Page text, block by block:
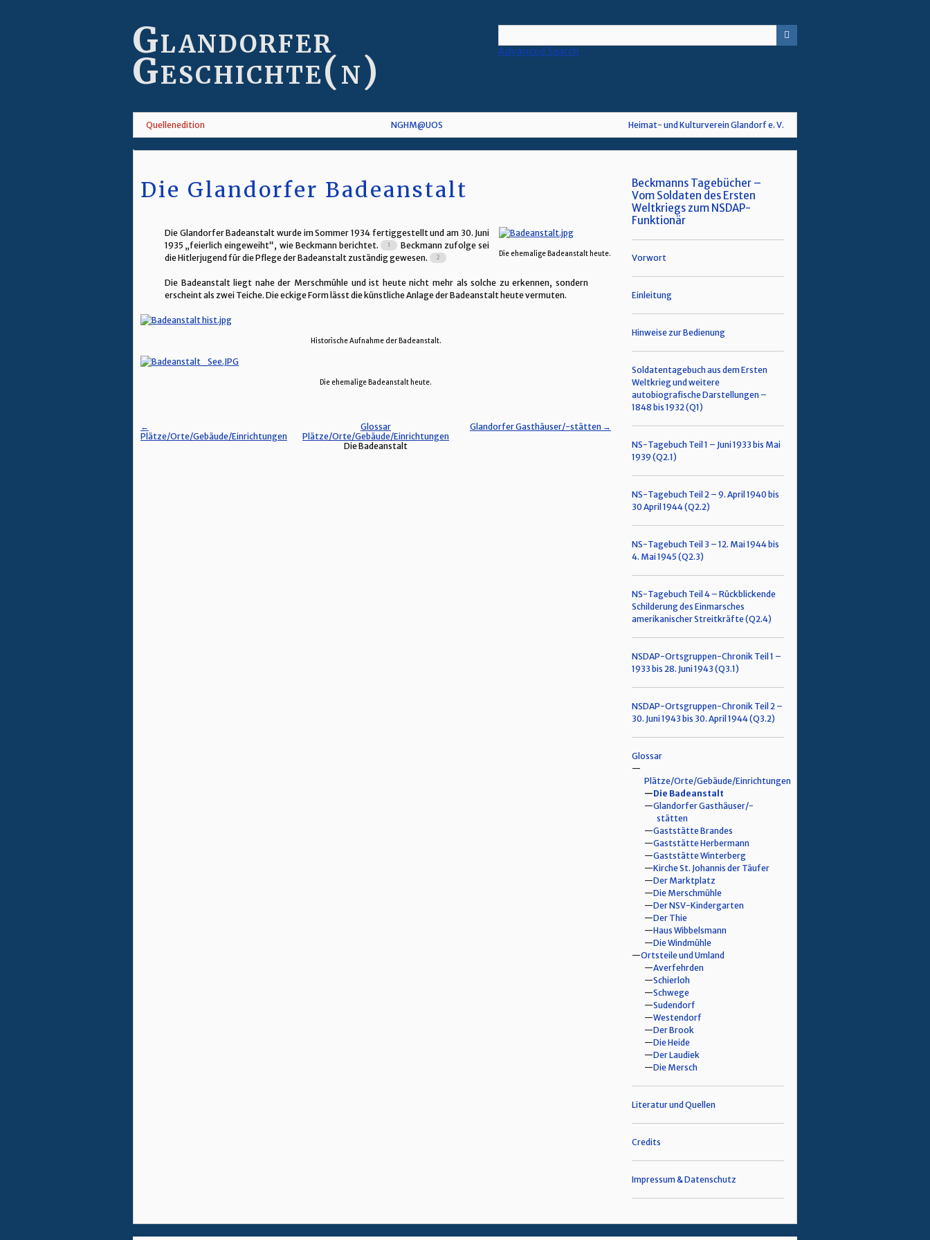
Glandorfer
Geschichte(n) Advanced Search
Quellenedition NGHM@UOS Heimat- und Kulturverein Glandorf e. V.
Die Glandorfer Badeanstalt
Die ehemalige Badeanstalt heute.
Die Glandorfer Badeanstalt wurde im Sommer 1934 fertiggestellt und am 30. Juni
1935 „feierlich eingeweiht“, wie Beckmann berichtet.
Beckmann zufolge sei
die Hitlerjugend für die Pflege der Badeanstalt zuständig gewesen.
Die Badeanstalt liegt nahe der Merschmühle und ist heute nicht mehr als solche zu erkennen, sondern
erscheint als zwei Teiche. Die eckige Form lässt die künstliche Anlage der Badeanstalt heute vermuten.
Historische Aufnahme der Badeanstalt.
Die ehemalige Badeanstalt heute.
←
Plätze/Orte/Gebäude/Einrichtungen
Glandorfer Gasthäuser/-stätten →
Glossar
Plätze/Orte/Gebäude/Einrichtungen
Die Badeanstalt
Beckmanns Tagebücher –
Vom Soldaten des Ersten
Weltkriegs zum NSDAP-
Funktionär
Vorwort
Einleitung
Hinweise zur Bedienung
Soldatentagebuch aus dem Ersten
Weltkrieg und weitere
autobiografische Darstellungen –
1848 bis 1932 (Q1)
NS-Tagebuch Teil 1 – Juni 1933 bis Mai
1939 (Q2.1)
NS-Tagebuch Teil 2 – 9. April 1940 bis
30 April 1944 (Q2.2)
NS-Tagebuch Teil 3 – 12. Mai 1944 bis
4. Mai 1945 (Q2.3)
NS-Tagebuch Teil 4 – Rückblickende
Schilderung des Einmarsches
amerikanischer Streitkräfte (Q2.4)
NSDAP-Ortsgruppen-Chronik Teil 1 –
1933 bis 28. Juni 1943 (Q3.1)
NSDAP-Ortsgruppen-Chronik Teil 2 –
30. Juni 1943 bis 30. April 1944 (Q3.2)
Glossar
Plätze/Orte/Gebäude/Einrichtungen
Die Badeanstalt
Glandorfer Gasthäuser/-
stätten
Gaststätte Brandes
Gaststätte Herbermann
Gaststätte Winterberg
Kirche St. Johannis der Täufer
Der Marktplatz
Die Merschmühle
Der NSV-Kindergarten
Der Thie
Haus Wibbelsmann
Die Windmühle
Ortsteile und Umland
Averfehrden
Schierloh
Schwege
Sudendorf
Westendorf
Der Brook
Die Heide
Der Laudiek
Die Mersch
Literatur und Quellen
Credits
Impressum & Datenschutz